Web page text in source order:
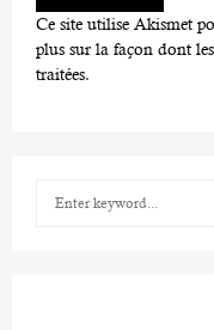
Ce site utilise Akismet
plus sur la façon dont
traitées.